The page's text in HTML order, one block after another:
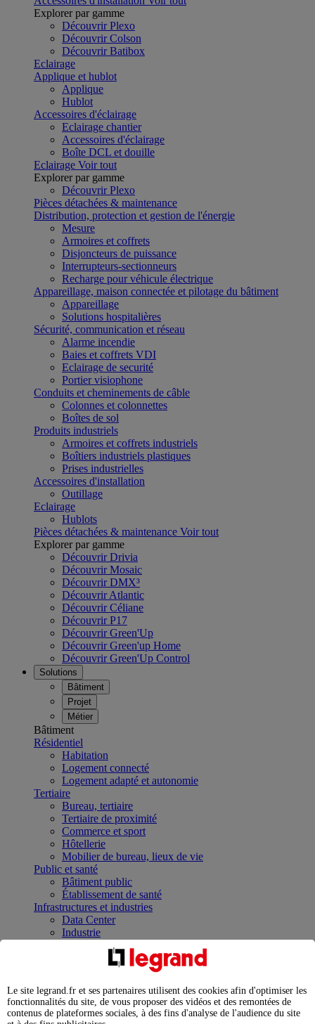
Explorer par gamme
Découvrir Plexo
Découvrir Colson
Découvrir Batibox
Eclairage
Applique et hublot
Applique
Hublot
Accessoires d'éclairage
Eclairage chantier
Accessoires d'éclairage
Boîte DCL et douille
Eclairage Voir tout
Explorer par gamme
Découvrir Plexo
Pièces détachées & maintenance
Distribution, protection et gestion de l'énergie
Mesure
Armoires et coffrets
Disjoncteurs de puissance
Interrupteurs-sectionneurs
Recharge pour véhicule électrique
Appareillage, maison connectée et pilotage du bâtiment
Appareillage
Solutions hospitalières
Sécurité, communication et réseau
Alarme incendie
Baies et coffrets VDI
Eclairage de securité
Portier visiophone
Conduits et cheminements de câble
Colonnes et colonnettes
Boîtes de sol
Produits industriels
Armoires et coffrets industriels
Boîtiers industriels plastiques
Prises industrielles
Accessoires d'installation
Outillage
Eclairage
Hublots
Pièces détachées & maintenance Voir tout
Explorer par gamme
Découvrir Drivia
Découvrir Mosaic
Découvrir DMX³
Découvrir Atlantic
Découvrir Céliane
Découvrir P17
Découvrir Green'Up
Découvrir Green'up Home
Découvrir Green'Up Control
Solutions
Bâtiment
Projet
Métier
Bâtiment
Résidentiel
Habitation
Logement connecté
Logement adapté et autonomie
Tertiaire
Bureau, tertiaire
Tertiaire de proximité
Commerce et sport
Hôtellerie
Mobilier de bureau, lieux de vie
Public et santé
Bâtiment public
Établissement de santé
Infrastructures et industries
Data Center
Industrie
Infrastructures
Contrôler et planifier le fonctionnement des appareils
Répartir et optimiser son tableau électrique
Legrand Data Center Solutions : concentrer les
expertises au service de vos performances
Le site legrand.fr et ses partenaires utilisent des cookies afin d'optimiser les
fonctionnalités du site, de vous proposer des vidéos et des remontées de
contenus de plateformes sociales, à des fins d'analyse de l'audience du site